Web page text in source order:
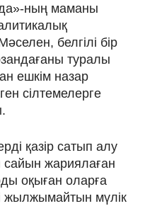
ның маманы
белгілі бір
туралы
ешкім назар
сілтемелерге
қазір сатып алу
сайын жариялаған
оқыған оларға
жылжымайтын мүлік